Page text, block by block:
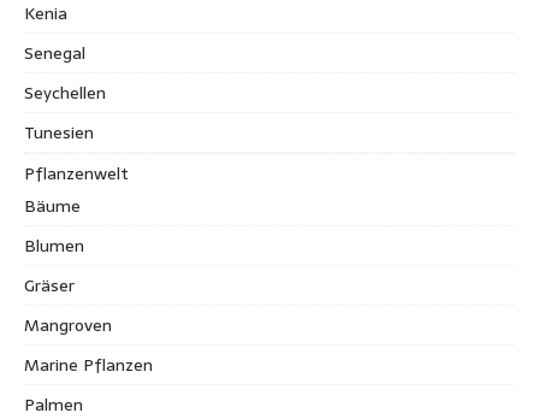
Kenia
Senegal
Seychellen
Tunesien
Pflanzenwelt
Bäume
Blumen
Gräser
Mangroven
Marine Pflanzen
Palmen